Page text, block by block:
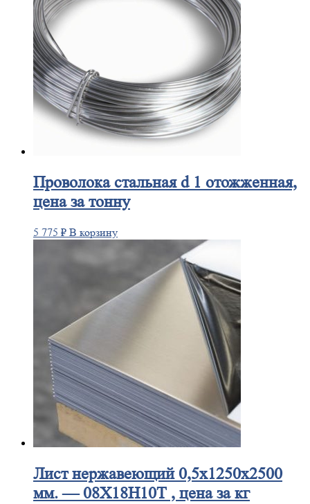
Проволокастальная d 1 отожженная,
цена за тонну
5 775 ₽ В корзину
Листнержавеющий 0,5x1250x2500
мм. — 08Х18Н10Т , цена за кг